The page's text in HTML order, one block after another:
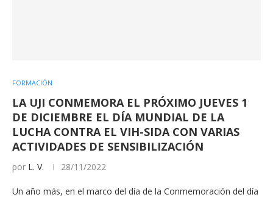
FORMACIÓN
LA UJI CONMEMORA EL PRÓXIMO JUEVES 1
DE DICIEMBRE EL DÍA MUNDIAL DE LA
LUCHA CONTRA EL VIH-SIDA CON VARIAS
ACTIVIDADES DE SENSIBILIZACIÓN
por L. V. 28/11/2022
Un año más, en el marco del día de la Conmemoración del día